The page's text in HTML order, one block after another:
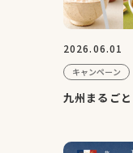
2026.06.01
キャンペーン
九州まるご